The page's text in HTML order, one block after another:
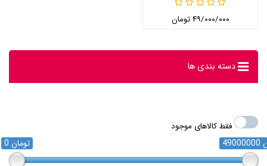
۴۹/۰۰۰/۰۰۰ تومان
دسته بندی ها
فقط کالاهای موجود
0 تومان